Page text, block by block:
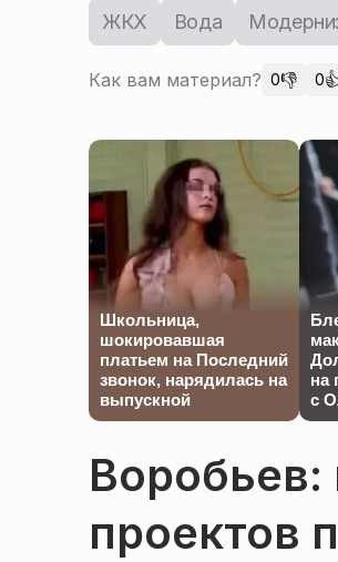
ЖКХ Вода
Как вам материал? 0👎 0
Школьница,
шокировавшая
платьем на Последний
звонок, нарядилась на
выпускной
на
с
проектов